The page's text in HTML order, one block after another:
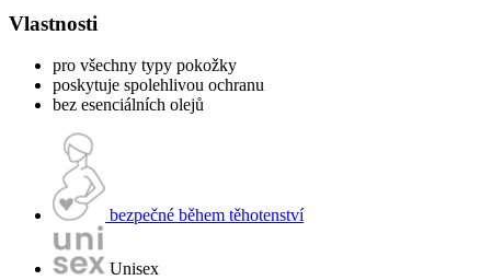
Vlastnosti
pro všechny typy pokožky
poskytuje spolehlivou ochranu
bez esenciálních olejů
bezpečné během těhotenství
Unisex